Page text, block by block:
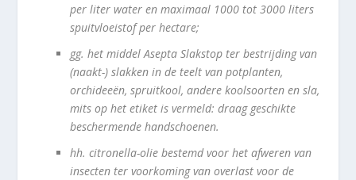
per liter water en maximaal 1000 tot 3000 liters
spuitvloeistof per hectare;
gg.het middel Asepta Slakstop ter bestrijding van
(naakt-) slakken in de teelt van potplanten,
orchideeën, spruitkool, andere koolsoorten en sla,
mits op het etiket is vermeld: draag geschikte
beschermende handschoenen.
hh.citronella-olie bestemd voor het afweren van
insecten ter voorkoming van overlast voor de